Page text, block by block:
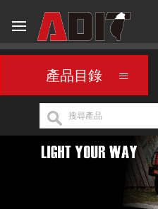
產品目錄